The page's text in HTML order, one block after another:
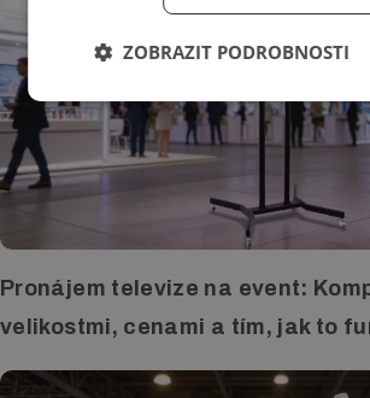
Pronájem televize na event:
velikostmi, cenami a tím, jak to
ZOBRAZIT PODROBNOSTI